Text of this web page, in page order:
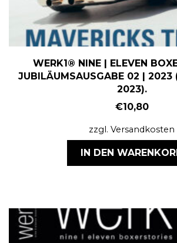
WERK1® NINE | ELEVEN
JUBILÄUMSAUSGABE 02 | 2023
2023).
€10,80
zzgl. Versandkosten
IN DEN